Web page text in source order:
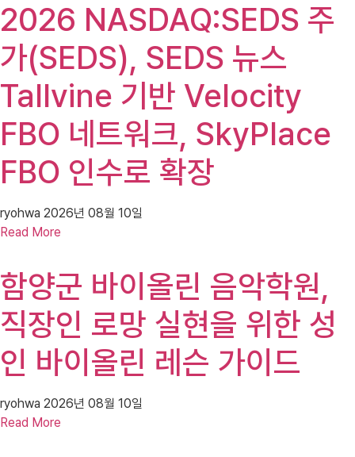
2026 NASDAQ:SEDS 주
가(SEDS), SEDS 뉴스
Tallvine 기반 Velocity
FBO 네트워크, SkyPlace
FBO 인수로 확장
ryohwa 2026년 08월 10일
Read More
함양군 바이올린 음악학원,
직장인 로망 실현을 위한 성
인 바이올린 레슨 가이드
ryohwa 2026년 08월 10일
Read More